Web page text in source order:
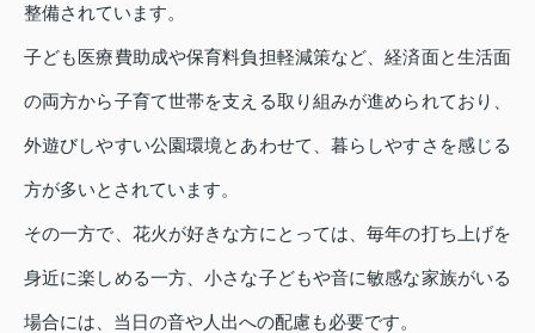
整備されています。
子ども医療費助成や保育料負担軽減策など、経済面と生活面
の両方から子育て世帯を支える取り組みが進められており、
外遊びしやすい公園環境とあわせて、暮らしやすさを感じる
方が多いとされています。
その一方で、花火が好きな方にとっては、毎年の打ち上げを
身近に楽しめる一方、小さな子どもや音に敏感な家族がいる
場合には、当日の音や人出への配慮も必要です。